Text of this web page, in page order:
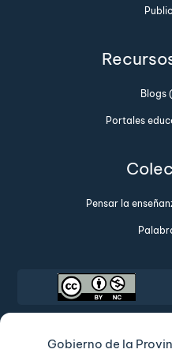
Blogs
Portales
Pensar la
Gobierno de la